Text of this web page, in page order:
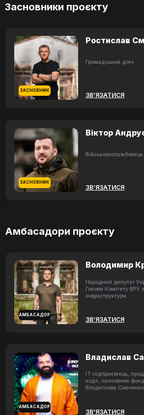
Засновники проєкту
ЗАСНОВНИК
Ростислав
Громадський діяч
ЗВ'ЯЗАТИСЯ
ЗАСНОВНИК
Віктор
ЗВ'ЯЗАТИСЯ
Амбасадори проєкту
АМБАСАДОР
Володимир
Народний депутат
Голови Комітету ВРУ
інфраструктури
ЗВ'ЯЗАТИСЯ
АМБАСАДОР
Владислав
ІТ підприємець,
код», засновник
Владислава
ЗВ'ЯЗАТИСЯ